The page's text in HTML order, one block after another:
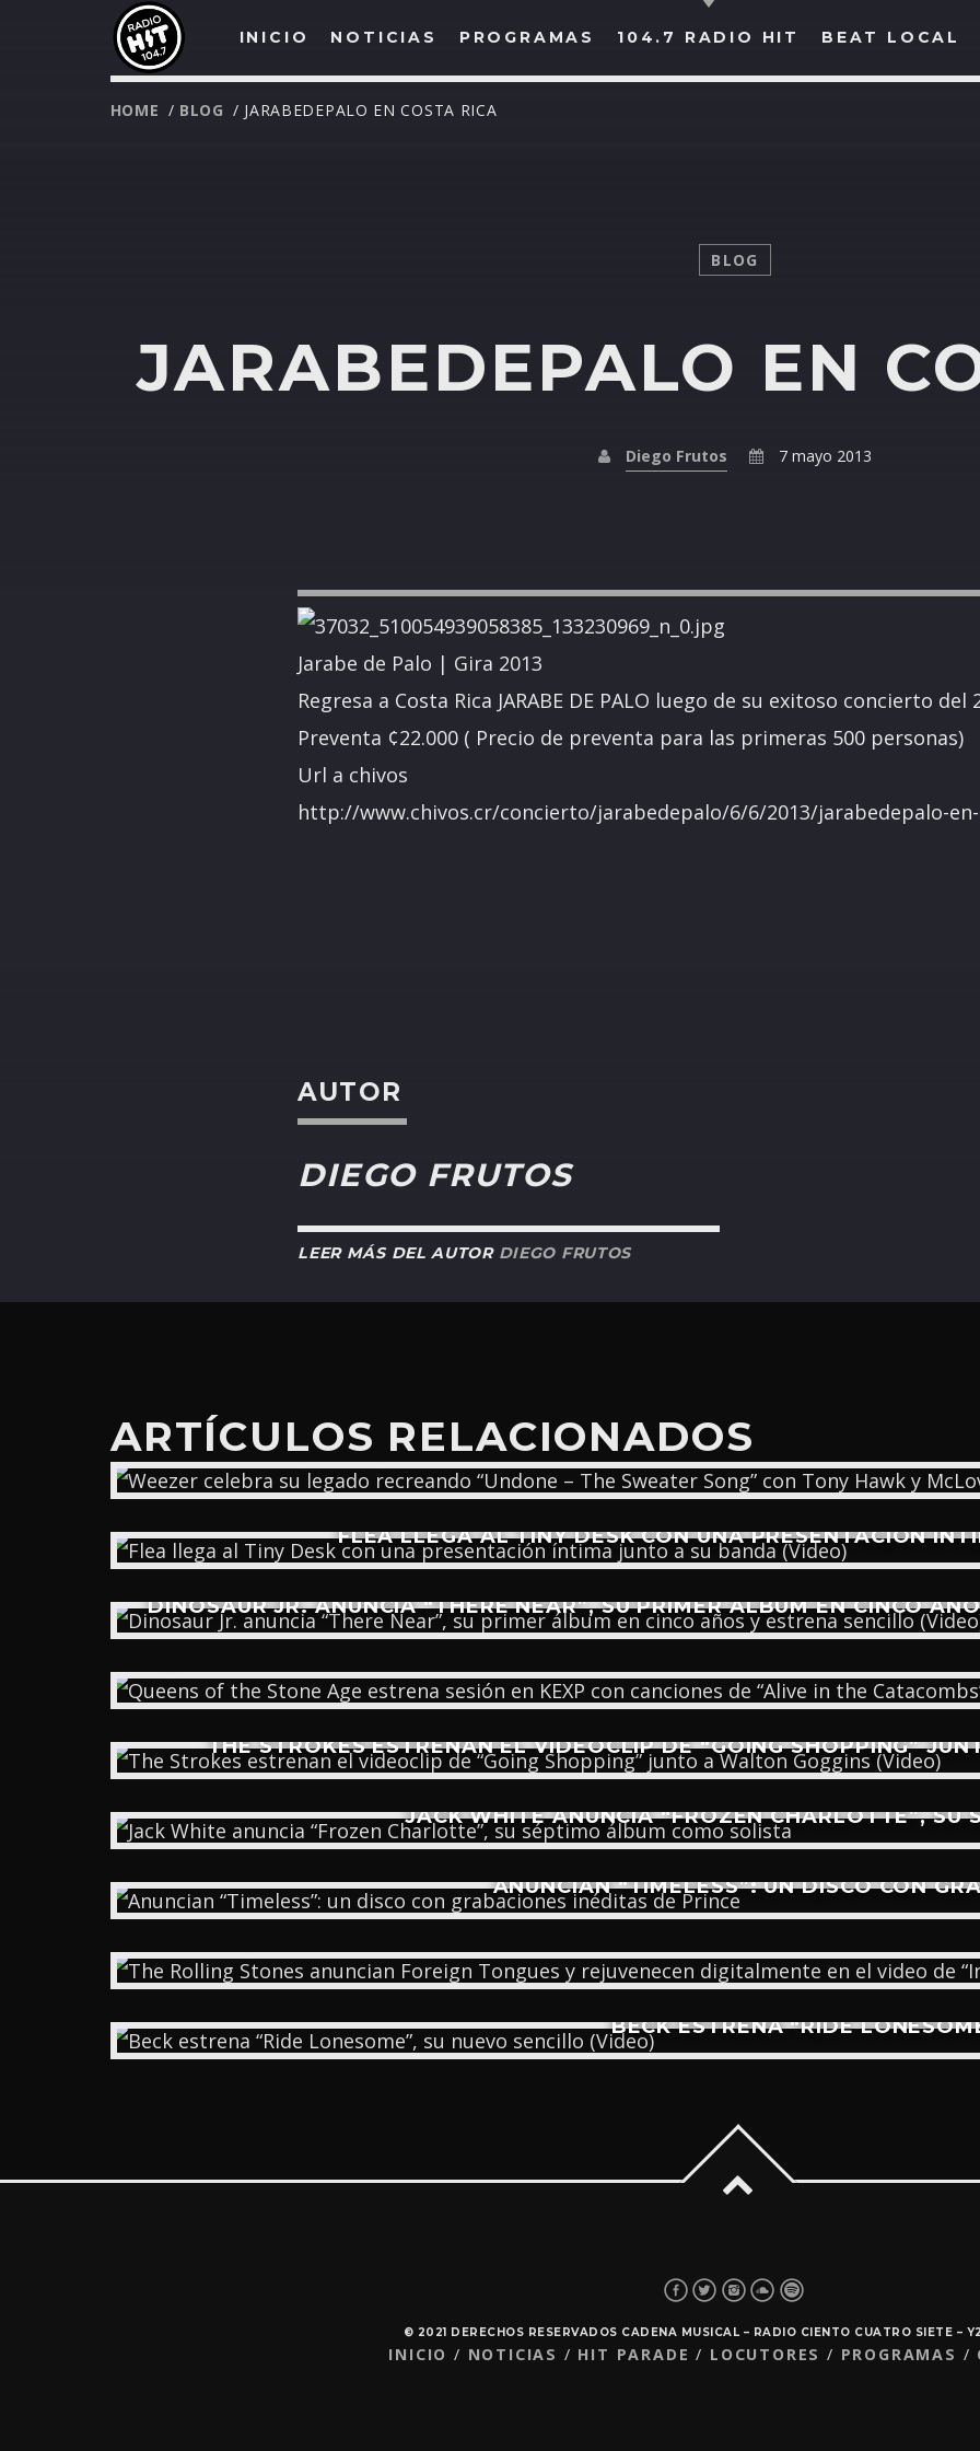
INICIO NOTICIAS PROGRAMAS 104.7 RADIO HIT BEAT LOCAL
BUSCAR EN RADIO HIT
COMPARTE EN...
Twitter Facebook Whatsapp
HOME / BLOG / JARABEDEPALO EN COSTA RICA
BLOG
JARABEDEPALO EN
Diego Frutos 7 mayo 2013
Jarabe de Palo | Gira 2013
Regresa a Costa Rica JARABE DE PALO luego de su exitoso concierto del
Preventa ¢22.000 ( Precio de preventa para las primeras 500 personas)
Url a chivos
http://www.chivos.cr/concierto/jarabedepalo/6/6/2013/jarabedepalo-
AUTOR
DIEGO FRUTOS
LEER MÁS DEL AUTOR DIEGO FRUTOS
ARTÍCULOS RELACIONADOS
WEEZER CELEBRA SU LEGADO RECREANDO “UNDONE – THE
FLEA LLEGA AL TINY DESK CON UNA PRESENTACIÓN
DINOSAUR JR. ANUNCIA “THERE NEAR”, SU PRIMER ÁLBUM EN CINCO
THE STROKES ESTRENAN EL VIDEOCLIP DE “GOING SHOPPING”
JACK WHITE ANUNCIA “FROZEN CHARLOTTE”, SU
ANUNCIAN “TIMELESS”: UN DISCO CON
BECK ESTRENA “RIDE
© 2021 DERECHOS RESERVADOS CADENA MUSICAL – RADIO CIENTO CUATRO SIETE –
INICIO NOTICIAS HIT PARADE LOCUTORES PROGRAMAS